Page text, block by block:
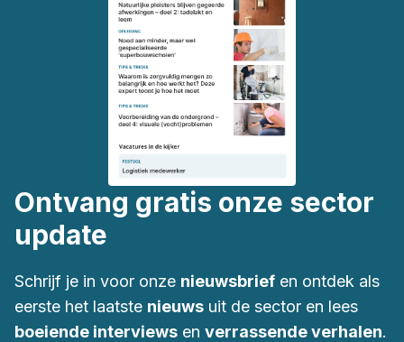
Ontvang gratis onze sector
update
Schrijf je in voor onze nieuwsbrief en ontdek als
eerste het laatste nieuws uit de sector en lees
boeiende interviews en verrassende verhalen.